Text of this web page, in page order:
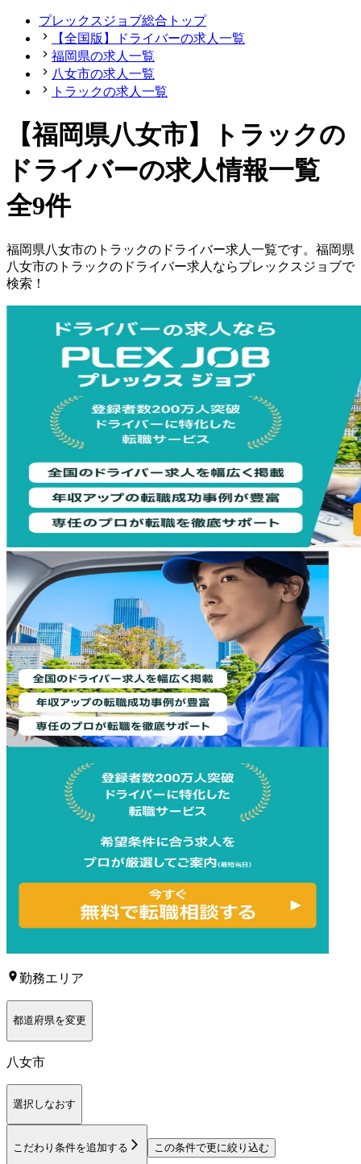
プレックスジョブ総合トップ
【全国版】ドライバーの求人一覧
福岡県の求人一覧
八女市の求人一覧
トラックの求人一覧
【福岡県八女市】トラックの
ドライバーの求人情報一覧
全9件
福岡県八女市の トラックの ドライバー求人一覧です。 福岡県
八女市の トラックの ドライバー求人ならプレックスジョブで
検索！
勤務エリア
都道府県を変更
八女市
選択しなおす
こだわり条件を追加する この条件で更に絞り込む